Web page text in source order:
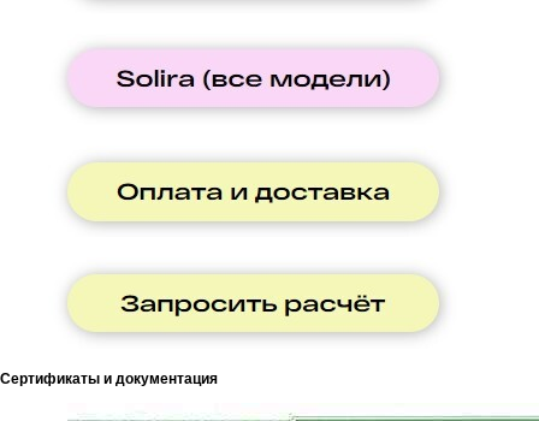
Сертификаты и документация